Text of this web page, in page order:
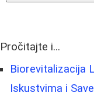
Pročitajte i...
Biorevitalizacija
Iskustvima i